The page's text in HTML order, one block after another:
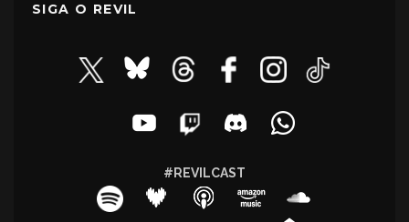
SIGA O REVIL
#REVILCAST